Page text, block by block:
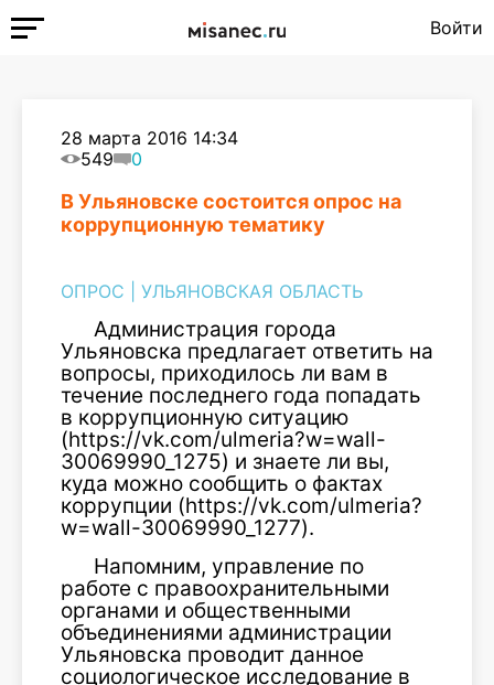
Войти
28 марта 2016 14:34
549
0
В Ульяновске состоится опрос на
коррупционную тематику
ОПРОС УЛЬЯНОВСКАЯ ОБЛАСТЬ
Администрация города
Ульяновска предлагает ответить на
вопросы, приходилось ли вам в
течение последнего года попадать
в коррупционную ситуацию
(https://vk.com/ulmeria?w=wall-
30069990_1275) и знаете ли вы,
куда можно сообщить о фактах
коррупции (https://vk.com/ulmeria?
w=wall-30069990_1277).
Напомним, управление по
работе с правоохранительными
органами и общественными
объединениями администрации
Ульяновска проводит данное
социологическое исследование в